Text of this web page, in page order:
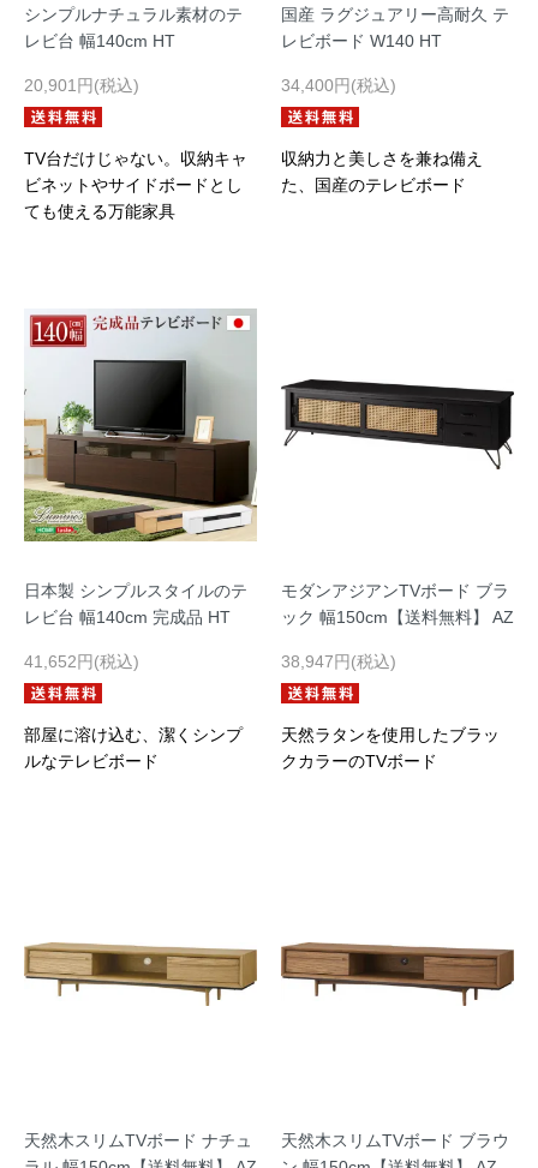
シンプルナチュラル素材のテ
レビ台 幅140cm HT
20,901円(税込)
TV台だけじゃない。収納キャ
ビネットやサイドボードとし
ても使える万能家具
国産 ラグジュアリー高耐久 テ
レビボード W140 HT
34,400円(税込)
収納力と美しさを兼ね備え
た、国産のテレビボード
日本製 シンプルスタイルのテ
レビ台 幅140cm 完成品 HT
41,652円(税込)
部屋に溶け込む、潔くシンプ
ルなテレビボード
モダンアジアンTVボード ブラ
ック 幅150cm【送料無料】 AZ
38,947円(税込)
天然ラタンを使用したブラッ
クカラーのTVボード
天然木スリムTVボード ナチュ
天然木スリムTVボード ブラウ